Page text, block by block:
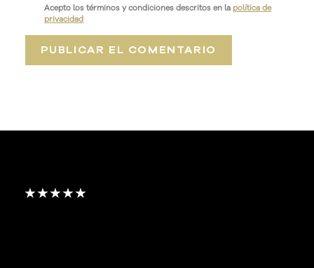
Acepto los términos y condiciones descritos en la política de
privacidad
★★★★★